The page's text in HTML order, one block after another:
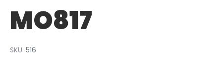
MO817
SKU: 516